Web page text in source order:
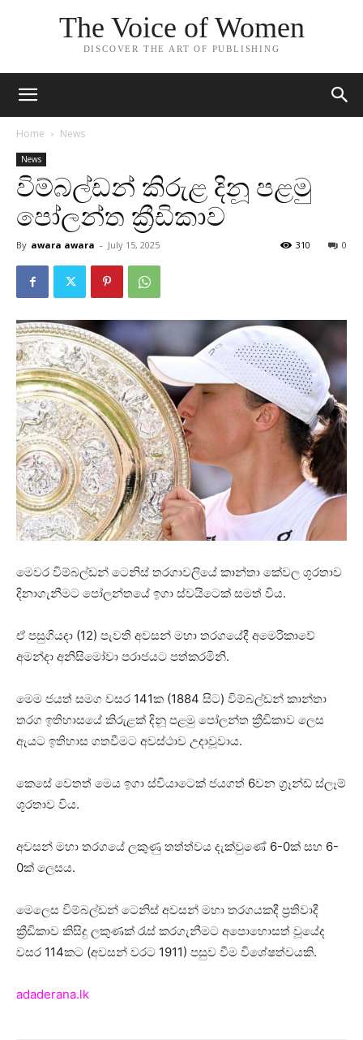
The Voice of Women
DISCOVER THE ART OF PUBLISHING
Home News
News
විම්බල්ඩන් කිරුළ දිනූ පළමු
පෝලන්ත ක්‍රීඩිකාව
By awara awara - July 15, 2025 0
310
මෙවර විම්බල්ඩන් ටෙනිස් තරගාවලියේ කාන්තා කේවල ශූරතාව
දිනාගැනීමට පෝලන්තයේ ඉගා ස්වයිටෙක් සමත් විය.
ඒ පසුගියදා (12) පැවති අවසන් මහා තරගයේදී අමෙරිකාවේ
අමන්දා අනිසිමෝවා පරාජයට පත්කරමිනි.
මෙම ජයත් සමග වසර 141ක (1884 සිට) විම්බල්ඩන් කාන්තා
තරග ඉතිහාසයේ කිරුළක් දිනූ පළමු පෝලන්ත ක්‍රීඩිකාව ලෙස
ඇයට ඉතිහාස ගතවීමට අවස්ථාව උදාවූවාය.
කෙසේ වෙතත් මෙය ඉගා ස්වියාටෙක් ජයගත් 6වන ග්‍රෑන්ඩ් ස්ලෑම්
ශූරතාව විය.
අවසන් මහා තරගයේ ලකුණු තත්ත්වය දැක්වුණේ 6-0ක් සහ 6-
0ක් ලෙසය.
මෙලෙස විම්බල්ඩන් ටෙනිස් අවසන් මහා තරගයකදී ප්‍රතිවාදී
ක්‍රීඩිකාව කිසිදු ලකුණක් රැස් කරගැනීමට අපොහොසත් වූයේද
වසර 114කට (අවසන් වරට 1911) පසුව වීම විශේෂත්වයකි.
adaderana.lk